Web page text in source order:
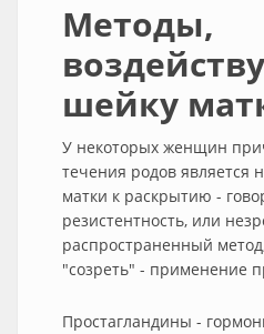
Методы,
шейку
У некоторых женщин
течения родов является
матки к раскрытию -
резистентность, или
распространенный
"созреть" - применение
Простагландины -